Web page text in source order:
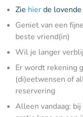
Zie hierde
Geniet van een
beste vriend(in)
Wil je langer
Er wordt rekening
(di)eetwensen of
reservering
Alleen vandaag: